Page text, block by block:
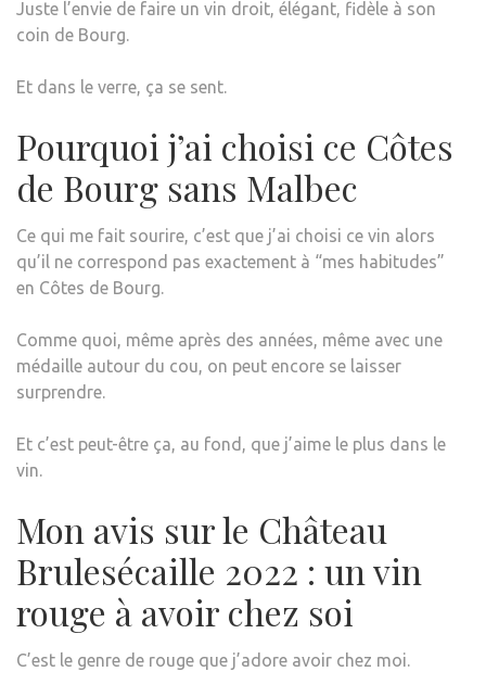
Juste l’envie de faire un vin droit, élégant, fidèle à son
coin de Bourg.
Et dans le verre, ça se sent.
Pourquoi j’ai choisi ce Côtes
de Bourg sans Malbec
Ce qui me fait sourire, c’est que j’ai choisi ce vin alors
qu’il ne correspond pas exactement à “mes habitudes”
en Côtes de Bourg.
Comme quoi, même après des années, même avec une
médaille autour du cou, on peut encore se laisser
surprendre.
Et c’est peut-être ça, au fond, que j’aime le plus dans le
vin.
Mon avis sur le Château
Brulesécaille 2022 : un vin
rouge à avoir chez soi
C’est le genre de rouge que j’adore avoir chez moi.